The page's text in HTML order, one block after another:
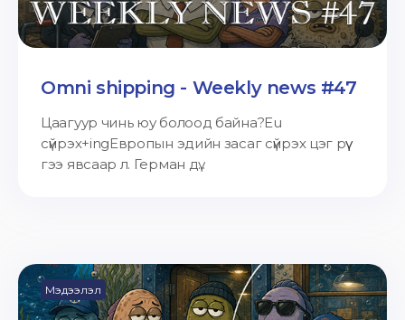
Omni shipping - Weekly news #47
Цаагуур чинь юу болоод байна?Eu
сүйрэх+ingЕвропын эдийн засаг сүйрэх цэг рүү
гээ явсаар л. Герман дү...
Мэдээлэл